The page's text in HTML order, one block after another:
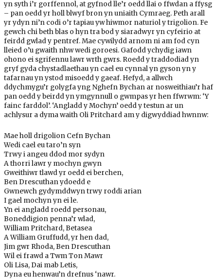
yn syth i’r gorffennol, at gyfnod lle’r oedd llai o ffwdan a ffysg
– pan oedd yr holl blwyf bron yn uniaith Cymraeg. Peth arall
yr ydyn ni’n codi o’r tapiau yw hiwmor naturiol y trigolion. Fe
gewch chi beth blas o hyn tra bod y siaradwyr yn cyfeirio at
feirdd gwlad y pentref. Mae cywilydd arnom ni am fod cyn
lleied o’u gwaith nhw wedi goroesi. Gafodd ychydig iawn
ohono ei sgrifennu lawr wrth gwrs. Roedd y traddodiad yn
gryf gyda chystadlaethau yn cael eu cynnal yn gyson yn y
tafarnau yn ystod misoedd y gaeaf. Hefyd, a allwch
ddychmygu’r golygfa yng Nghefn Bychan ar nosweithiau’r haf
pan oedd y beirdd yn ymgynnull o gwmpas yr hen ffwrwm: ‘Y
fainc farddol’. ‘Angladd y Mochyn’ oedd y testun ar un
achlysur a dyma waith Oli Pritchard am y digwyddiad hwnnw:
Mae holl drigolion Cefn Bychan
Wedi cael eu taro’n syn
Trwy i angeu ddod mor sydyn
A thorri lawr y mochyn gwyn
Gweithiwr tlawd yr oedd ei berchen,
Ben Drescuthan ydoedd e
Gwnewch gydymddwyn trwy roddi arian
I gael mochyn yn ei le.
Yn ei angladd roedd personau,
Boneddigion penna’r wlad,
William Pritchard, Betasea
A William Gruffudd, yr hen dad,
Jim gwr Rhoda, Ben Drescuthan
Wil ei frawd a Twm Ton Mawr
Oli Lisa, Dai mab Letis,
Dyna eu henwau’n drefnus ‘nawr.